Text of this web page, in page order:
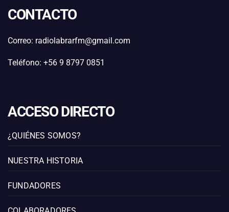
CONTACTO
Correo: radiolabrarfm@gmail.com
Teléfono: +56 9 8797 0851
ACCESO DIRECTO
¿QUIÉNES SOMOS?
NUESTRA HISTORIA
FUNDADORES